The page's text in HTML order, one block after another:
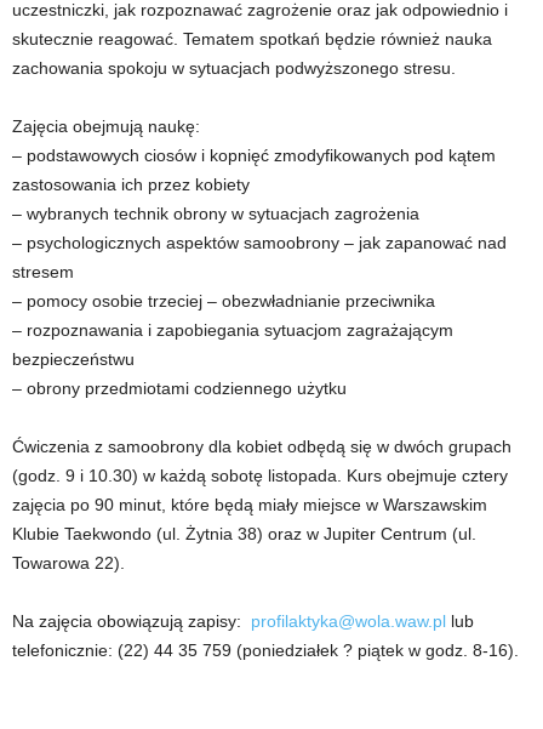
uczestniczki, jak rozpoznawać zagrożenie oraz jak odpowiednio i
skutecznie reagować. Tematem spotkań będzie również nauka
zachowania spokoju w sytuacjach podwyższonego stresu.
Zajęcia obejmują naukę:
– podstawowych ciosów i kopnięć zmodyfikowanych pod kątem
zastosowania ich przez kobiety
– wybranych technik obrony w sytuacjach zagrożenia
– psychologicznych aspektów samoobrony – jak zapanować nad
stresem
– pomocy osobie trzeciej – obezwładnianie przeciwnika
– rozpoznawania i zapobiegania sytuacjom zagrażającym
bezpieczeństwu
– obrony przedmiotami codziennego użytku
Ćwiczenia z samoobrony dla kobiet odbędą się w dwóch grupach
(godz. 9 i 10.30) w każdą sobotę listopada. Kurs obejmuje cztery
zajęcia po 90 minut, które będą miały miejsce w Warszawskim
Klubie Taekwondo (ul. Żytnia 38) oraz w Jupiter Centrum (ul.
Towarowa 22).
Na zajęcia obowiązują zapisy: profilaktyka@wola.waw.pl lub
telefonicznie: (22) 44 35 759 (poniedziałek ? piątek w godz. 8-16).